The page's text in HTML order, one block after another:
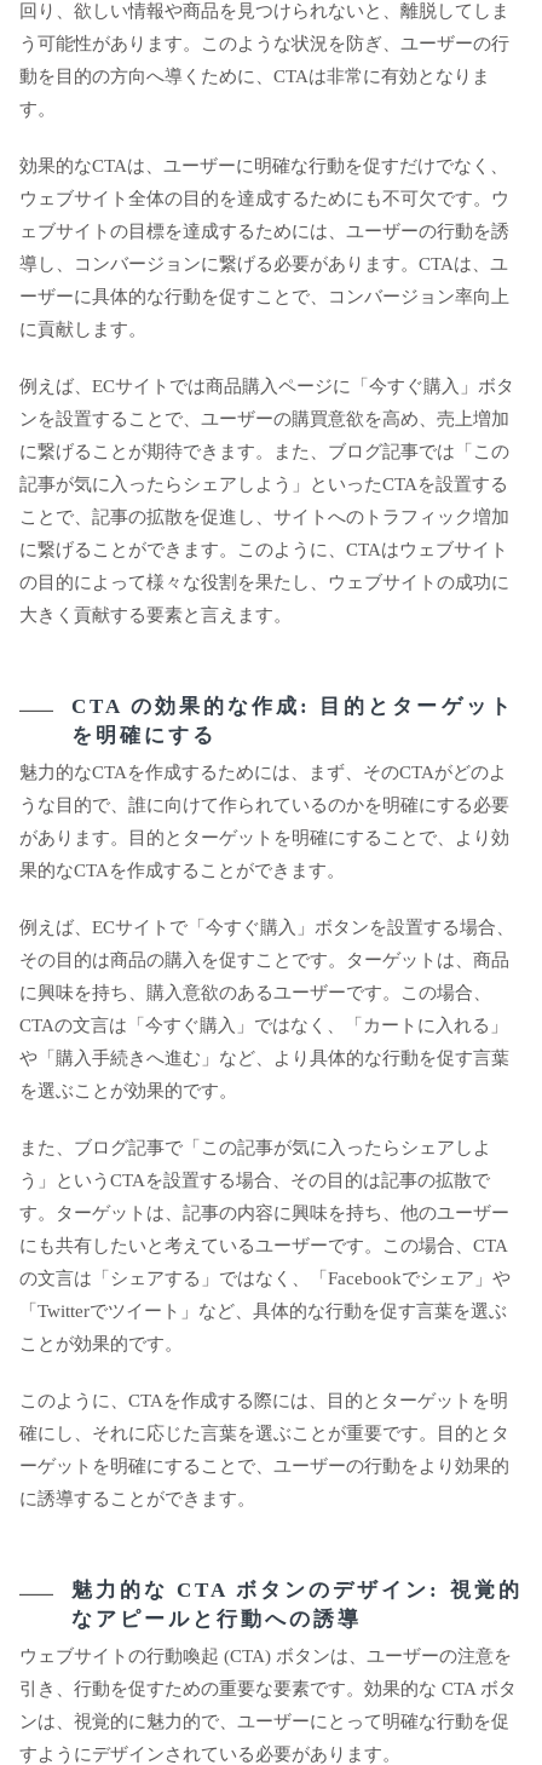
回り、欲しい情報や商品を見つけられないと、離脱してしま
う可能性があります。このような状況を防ぎ、ユーザーの行
動を目的の方向へ導くために、CTAは非常に有効となりま
す。
効果的なCTAは、ユーザーに明確な行動を促すだけでなく、
ウェブサイト全体の目的を達成するためにも不可欠です。ウ
ェブサイトの目標を達成するためには、ユーザーの行動を誘
導し、コンバージョンに繋げる必要があります。CTAは、ユ
ーザーに具体的な行動を促すことで、コンバージョン率向上
に貢献します。
例えば、ECサイトでは商品購入ページに「今すぐ購入」ボタ
ンを設置することで、ユーザーの購買意欲を高め、売上増加
に繋げることが期待できます。また、ブログ記事では「この
記事が気に入ったらシェアしよう」といったCTAを設置する
ことで、記事の拡散を促進し、サイトへのトラフィック増加
に繋げることができます。このように、CTAはウェブサイト
の目的によって様々な役割を果たし、ウェブサイトの成功に
大きく貢献する要素と言えます。
CTA の効果的な作成: 目的とターゲット
を明確にする
魅力的なCTAを作成するためには、まず、そのCTAがどのよ
うな目的で、誰に向けて作られているのかを明確にする必要
があります。目的とターゲットを明確にすることで、より効
果的なCTAを作成することができます。
例えば、ECサイトで「今すぐ購入」ボタンを設置する場合、
その目的は商品の購入を促すことです。ターゲットは、商品
に興味を持ち、購入意欲のあるユーザーです。この場合、
CTAの文言は「今すぐ購入」ではなく、「カートに入れる」
や「購入手続きへ進む」など、より具体的な行動を促す言葉
を選ぶことが効果的です。
また、ブログ記事で「この記事が気に入ったらシェアしよ
う」というCTAを設置する場合、その目的は記事の拡散で
す。ターゲットは、記事の内容に興味を持ち、他のユーザー
にも共有したいと考えているユーザーです。この場合、CTA
の文言は「シェアする」ではなく、「Facebookでシェア」や
「Twitterでツイート」など、具体的な行動を促す言葉を選ぶ
ことが効果的です。
このように、CTAを作成する際には、目的とターゲットを明
確にし、それに応じた言葉を選ぶことが重要です。目的とタ
ーゲットを明確にすることで、ユーザーの行動をより効果的
に誘導することができます。
魅力的な CTA ボタンのデザイン: 視覚的
なアピールと行動への誘導
ウェブサイトの行動喚起 (CTA) ボタンは、ユーザーの注意を
引き、行動を促すための重要な要素です。効果的な CTA ボタ
ンは、視覚的に魅力的で、ユーザーにとって明確な行動を促
すようにデザインされている必要があります。